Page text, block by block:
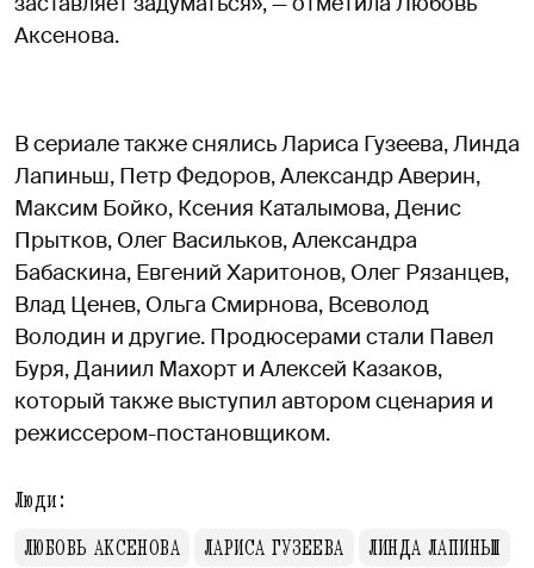
Аксенова.
В сериале также снялись Лариса Гузеева, Линда
Лапиньш, Петр Федоров, Александр Аверин,
Максим Бойко, Ксения Каталымова, Денис
Прытков, Олег Васильков, Александра
Бабаскина, Евгений Харитонов, Олег Рязанцев,
Влад Ценев, Ольга Смирнова, Всеволод
Володин и другие. Продюсерами стали Павел
Буря, Даниил Махорт и Алексей Казаков,
который также выступил автором сценария и
режиссером-постановщиком.
Люди:
ЛЮБОВЬ АКСЕНОВА
ЛАРИСА ГУЗЕЕВА ЛИНДА ЛАПИНЬШ